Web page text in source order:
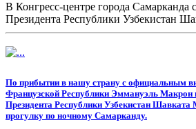
В Конгресс-центре города Самарканда
Президента Республики Узбекистан
Президента Французской Республики
узком формате.
По прибытии в нашу страну с официальным
Французской Республики Эммануэль Макрон
Президента Республики Узбекистан Шавката
прогулку по ночному Самарканду.